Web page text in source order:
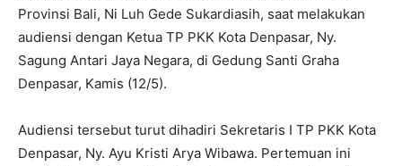
Provinsi Bali, Ni Luh Gede Sukardiasih, saat melakukan
audiensi dengan Ketua TP PKK Kota Denpasar, Ny.
Sagung Antari Jaya Negara, di Gedung Santi Graha
Denpasar, Kamis (12/5).
Audiensi tersebut turut dihadiri Sekretaris I TP PKK Kota
Denpasar, Ny. Ayu Kristi Arya Wibawa. Pertemuan ini